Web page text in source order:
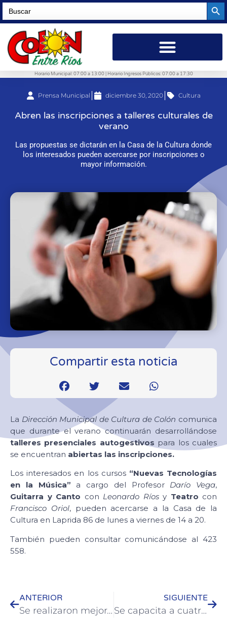
Search
for:
Horario Municipal: 07:00 a 13:00 | Horario Ingresos Públicos: 07:00 a 17:30
Prensa Municipal diciembre 30, 2020 Cultura
Abren las inscripciones a talleres culturales de
verano
Las propuestas se dictarán en la Casa de la Cultura donde
los interesados pueden acercarse por inscripciones o
mayor información.
Compartir esta noticia
La Dirección Municipal de Cultura de Colón comunica
que durante el verano continuarán desarrollándose
talleres presenciales autogestivos para los cuales
se encuentran abiertas las inscripciones.
Los interesados en los cursos “Nuevas Tecnologías
en la Música” a cargo del Profesor Darío Vega,
Guitarra y Canto con Leonardo Ríosy Teatro con
Francisco Oriol, pueden acercarse a la Casa de la
Cultura en Laprida 86 de lunes a viernes de 14 a 20.
También pueden consultar comunicándose al 423
558.
ANTERIOR
Se realizaron mejoras en Noailles entre Girard y Lantelme
SIGUIENTE
Se capacita a cuatro nuevos instructores de Golf Croquet en Colón